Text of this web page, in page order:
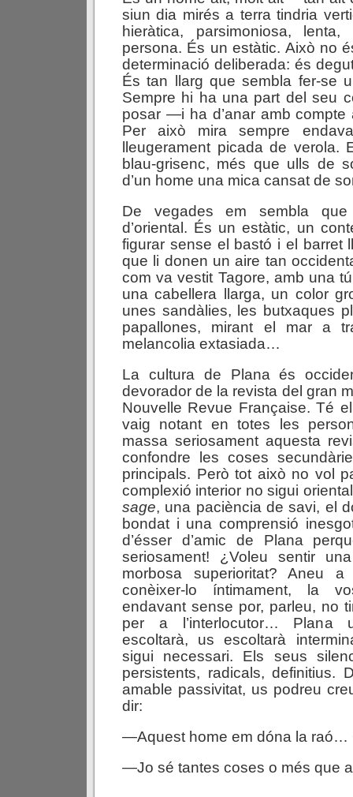
siun dia mirés a terra tindria
hieràtica, parsimoniosa,
persona. És un estàtic. Això no
determinació deliberada: és
És tan llarg que sembla fer-se
Sempre hi ha una part del seu
posar —i ha d’anar amb compte
Per això mira sempre
lleugerament picada de verola.
blau-grisenc, més que ulls de
d’un home una mica cansat de
De vegades em sembla
d’oriental. És un estàtic, un
figurar sense el bastó i el barret
que li donen un aire tan
com va vestit Tagore, amb una
una cabellera llarga, un color
unes sandàlies, les butxaques
papallones, mirant el mar a
melancolia extasiada…
La cultura de Plana és
devorador de la revista del gran
Nouvelle Revue Française. Té
vaig notant en totes les
massa seriosament aquesta
confondre les coses
principals. Però tot això no vol
complexió interior no sigui
sage, una paciència de savi, el
bondat i una comprensió
d’ésser d’amic de Plana
seriosament! ¿Voleu sentir
morbosa superioritat? Aneu a
conèixer-lo íntimament, la
endavant sense por, parleu, no
per a l’interlocutor… Plana
escoltarà, us escoltarà
sigui necessari. Els seus
persistents, radicals, definitius.
amable passivitat, us podreu
dir:
—Aquest home em dóna la raó…
—Jo sé tantes coses o més que